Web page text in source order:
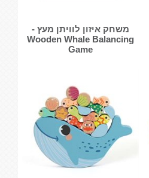
משחק איזון לוויתן מעץ -
‏‏‏‏Wooden Whale Balancing
Game